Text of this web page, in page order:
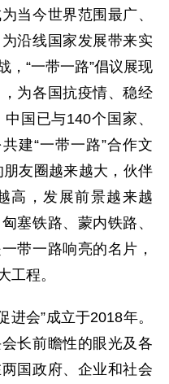
当今世界范围最广、
沿线国家发展带来实
，“一带一路”倡议展现
为各国抗疫情、稳经
国已与140个国家、
建“一带一路”合作文
朋友圈越来越大，伙伴
高，发展前景越来越
塞铁路、蒙内铁路、
带一路响亮的名片，
工程。
进会”成立于2018年。
长前瞻性的眼光及各
国政府、企业和社会